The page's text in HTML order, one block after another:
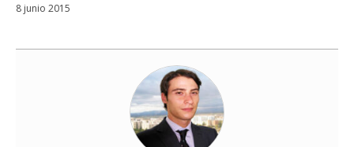
8 junio 2015